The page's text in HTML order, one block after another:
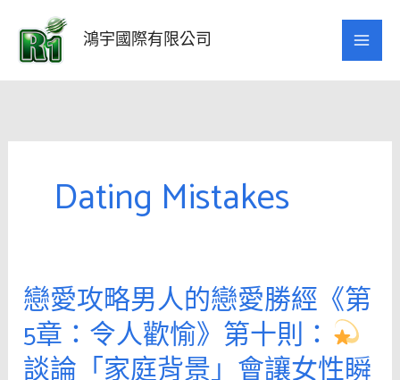
要
鴻宇國際有限公司
Dating Mistakes
戀愛攻略男人的戀愛勝經《第
5章：令人歡愉》第十則：
談論「家庭背景」會讓女性瞬
戀
愛
攻
略